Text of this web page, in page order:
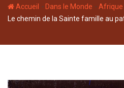
Accueil - Dans le Monde -Afrique
Le chemin de la Sainte famille au